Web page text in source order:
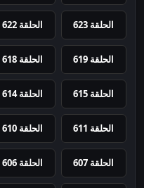
الحلقة 623 الحلقة 622
الحلقة 619 الحلقة 618
الحلقة 615 الحلقة 614
الحلقة 611 الحلقة 610
الحلقة 607 الحلقة 606